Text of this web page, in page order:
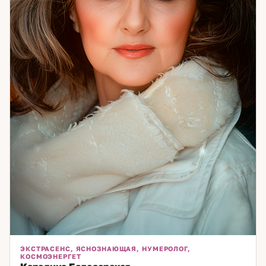
ЭКСТРАСЕНС, ЯСНОЗНАЮЩАЯ, НУМЕРОЛОГ,
КОСМОЭНЕРГЕТ